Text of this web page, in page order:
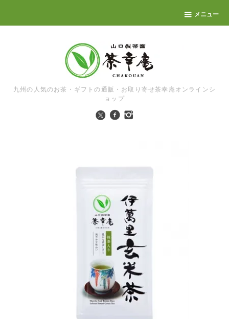
メニュー
九州の人気のお茶・ギフトの通販・お取り寄せ茶幸庵オンラインシ
ョップ